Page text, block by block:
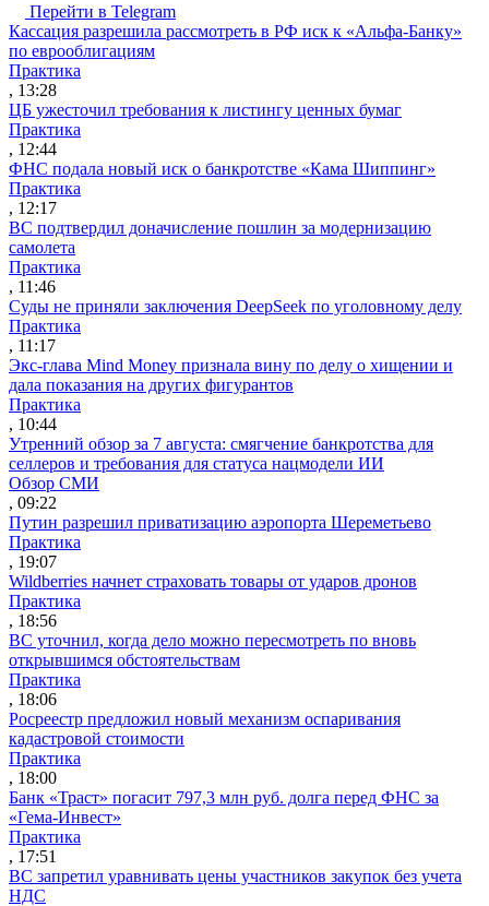
Перейти в Telegram
Кассация разрешила рассмотреть в РФ иск к «Альфа-Банку»
по еврооблигациям
Практика
, 13:28
ЦБ ужесточил требования к листингу ценных бумаг
Практика
, 12:44
ФНС подала новый иск о банкротстве «Кама Шиппинг»
Практика
, 12:17
ВС подтвердил доначисление пошлин за модернизацию
самолета
Практика
, 11:46
Суды не приняли заключения DeepSeek по уголовному делу
Практика
, 11:17
Экс-глава Mind Money признала вину по делу о хищении и
дала показания на других фигурантов
Практика
, 10:44
Утренний обзор за 7 августа: смягчение банкротства для
селлеров и требования для статуса нацмодели ИИ
Обзор СМИ
, 09:22
Путин разрешил приватизацию аэропорта Шереметьево
Практика
, 19:07
Wildberries начнет страховать товары от ударов дронов
Практика
, 18:56
ВС уточнил, когда дело можно пересмотреть по вновь
открывшимся обстоятельствам
Практика
, 18:06
Росреестр предложил новый механизм оспаривания
кадастровой стоимости
Практика
, 18:00
Банк «Траст» погасит 797,3 млн руб. долга перед ФНС за
«Гема-Инвест»
Практика
, 17:51
ВС запретил уравнивать цены участников закупок без учета
НДС